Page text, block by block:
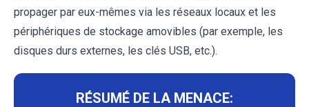
propager par eux-mêmes via les réseaux locaux et les
périphériques de stockage amovibles (par exemple, les
disques durs externes, les clés USB, etc.).
RÉSUMÉ DE LA MENACE: